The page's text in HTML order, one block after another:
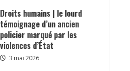
𝗔𝗻𝗮𝗹𝘆𝘀𝗲 | 𝑳𝒂 𝒇𝒆𝒎𝒎𝒆
𝒕𝒄𝒉𝒂𝒅𝒊𝒆𝒏𝒏𝒆 : 𝒎𝒐𝒕𝒆𝒖𝒓 𝒔𝒊𝒍𝒆𝒏𝒄𝒊𝒆𝒖𝒙
𝒅𝒆 𝒍’é𝒄𝒐𝒏𝒐𝒎𝒊𝒆 𝒏𝒂𝒕𝒊𝒐𝒏𝒂𝒍𝒆.